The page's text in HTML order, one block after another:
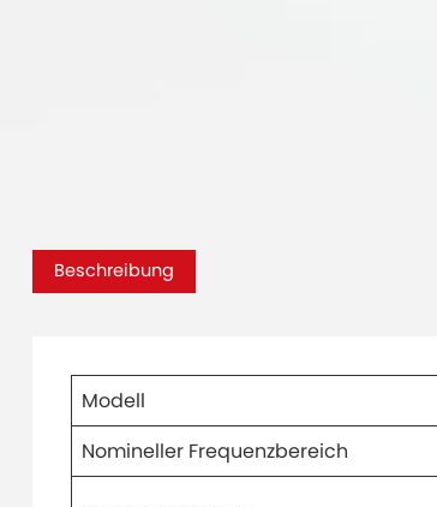
Beschreibung
Modell
Nomineller Frequenzbereich